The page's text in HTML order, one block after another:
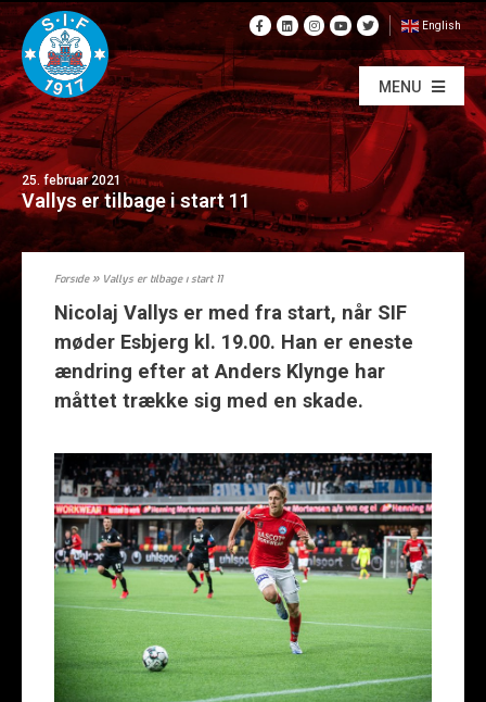
English
MENU
25. februar 2021
Vallys er tilbage i start 11
Forside» Vallys er tilbage i start 11
Nicolaj Vallys er med fra start, når SIF
møder Esbjerg kl. 19.00. Han er eneste
ændring efter at Anders Klynge har
måttet trække sig med en skade.